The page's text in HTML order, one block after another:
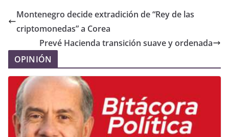
Montenegro decide extradición de “Rey de las
criptomonedas” a Corea
Prevé Hacienda transición suave y ordenada
OPINIÓN